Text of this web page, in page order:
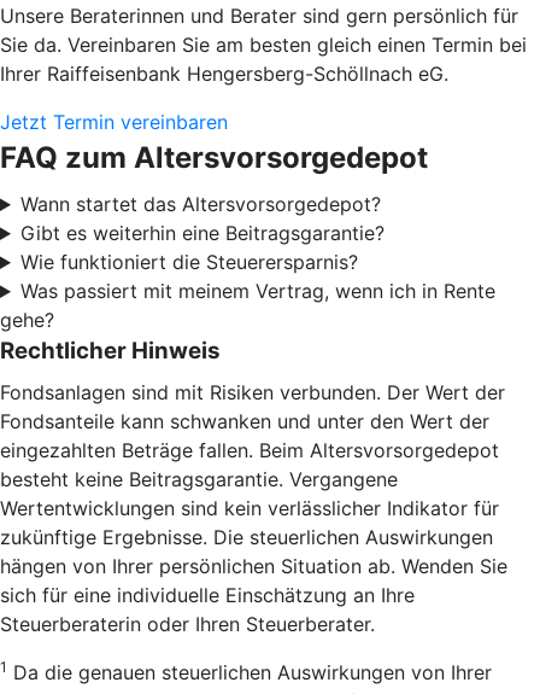
Unsere Beraterinnen und Berater sind gern persönlich für
Sie da. Vereinbaren Sie am besten gleich einen Termin bei
Ihrer Raiffeisenbank Hengersberg-Schöllnach eG.
Jetzt Termin vereinbaren
FAQ zum Altersvorsorgedepot
Wann startet das Altersvorsorgedepot?
Gibt es weiterhin eine Beitragsgarantie?
Wie funktioniert die Steuerersparnis?
Was passiert mit meinem Vertrag, wenn ich in Rente
gehe?
Rechtlicher Hinweis
Fondsanlagen sind mit Risiken verbunden. Der Wert der
Fondsanteile kann schwanken und unter den Wert der
eingezahlten Beträge fallen. Beim Altersvorsorgedepot
besteht keine Beitragsgarantie. Vergangene
Wertentwicklungen sind kein verlässlicher Indikator für
zukünftige Ergebnisse. Die steuerlichen Auswirkungen
hängen von Ihrer persönlichen Situation ab. Wenden Sie
sich für eine individuelle Einschätzung an Ihre
Steuerberaterin oder Ihren Steuerberater.
1 Da die genauen steuerlichen Auswirkungen von Ihrer